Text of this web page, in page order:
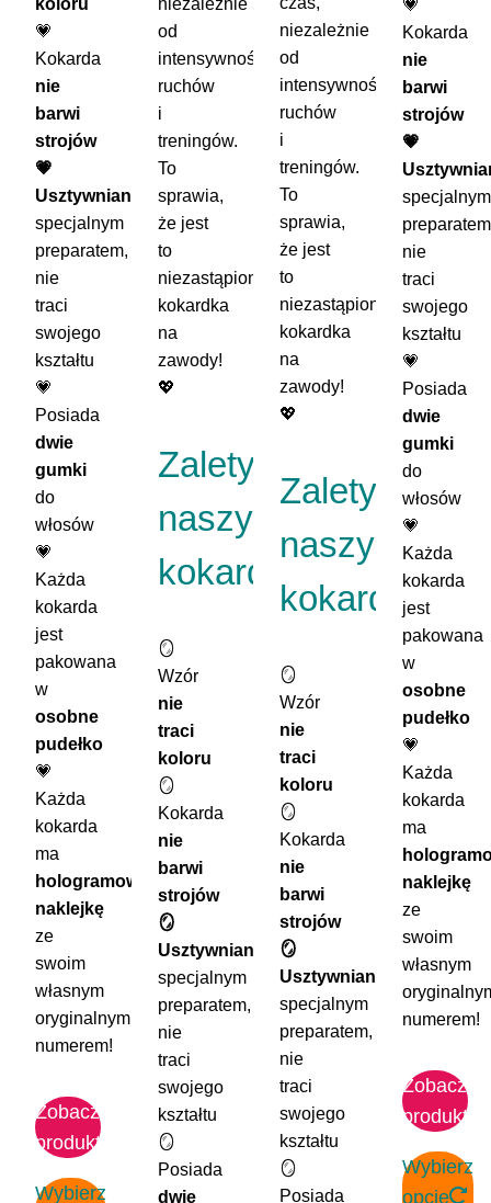
💗
Kokarda
nie
barwi
strojów
💗
Usztywniana
specjalnym
preparatem,
nie
traci
swojego
kształtu
💗
Posiada
dwie
gumki
do
włosów
💗
Każda
kokarda
jest
pakowana
w
osobne
pudełko
💗
Każda
kokarda
ma
hologramową
naklejkę
ze
swoim
własnym
oryginalnym
numerem!
Zobacz
produkt
Wybierz
od
intensywności
ruchów
i
treningów.
To
sprawia,
że jest
to
niezastąpiona
kokardka
na
zawody!
💖
Zalety
naszych
kokard:
🪞
Wzór
nie
traci
koloru
🪞
Kokarda
nie
barwi
strojów
🪞
Usztywniana
specjalnym
preparatem,
nie
traci
swojego
kształtu
🪞
Posiada
dwie
niezależnie
od
intensywności
ruchów
i
treningów.
To
sprawia,
że jest
to
niezastąpiona
kokardka
na
zawody!
💖
Zalety
naszych
kokard:
🪞
Wzór
nie
traci
koloru
🪞
Kokarda
nie
barwi
strojów
🪞
Usztywniana
specjalnym
preparatem,
nie
traci
swojego
kształtu
🪞
Posiada
💗
Kokarda
nie
barwi
strojów
💗
specjalnym
nie
traci
swojego
kształtu
💗
Posiada
dwie
gumki
do
włosów
💗
Każda
kokarda
jest
pakowana
w
osobne
pudełko
💗
Każda
kokarda
ma
naklejkę
ze
swoim
własnym
numerem!
Zobacz
produkt
Wybierz
opcje